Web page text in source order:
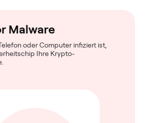
Malware
oder Computer infiziert ist,
Ihre Krypto-